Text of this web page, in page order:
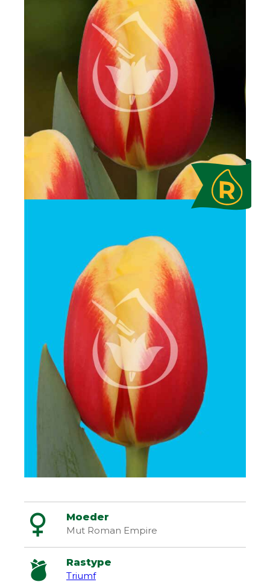
Moeder
Mut Roman Empire
Rastype
Triumf